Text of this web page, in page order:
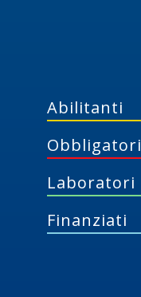
Abilitanti
Obbligatori
Laboratori
Finanziati